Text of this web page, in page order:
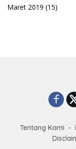
Maret 2019 (15)
Tentang Kami